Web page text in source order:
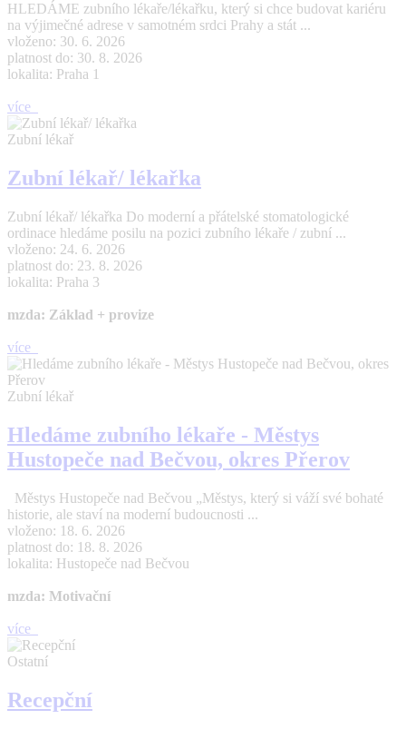
HLEDÁME zubního lékaře/lékařku, který si chce budovat kariéru
na výjimečné adrese v samotném srdci Prahy a stát ...
vloženo: 30. 6. 2026
platnost do: 30. 8. 2026
lokalita: Praha 1
více
Zubní lékař
Zubní lékař/ lékařka
Zubní lékař/ lékařka Do moderní a přátelské stomatologické
ordinace hledáme posilu na pozici zubního lékaře / zubní ...
vloženo: 24. 6. 2026
platnost do: 23. 8. 2026
lokalita: Praha 3
mzda: Základ + provize
více
Zubní lékař
Hledáme zubního lékaře - Městys
Hustopeče nad Bečvou, okres Přerov
Městys Hustopeče nad Bečvou „Městys, který si váží své bohaté
historie, ale staví na moderní budoucnosti ...
vloženo: 18. 6. 2026
platnost do: 18. 8. 2026
lokalita: Hustopeče nad Bečvou
mzda: Motivační
více
Ostatní
Recepční